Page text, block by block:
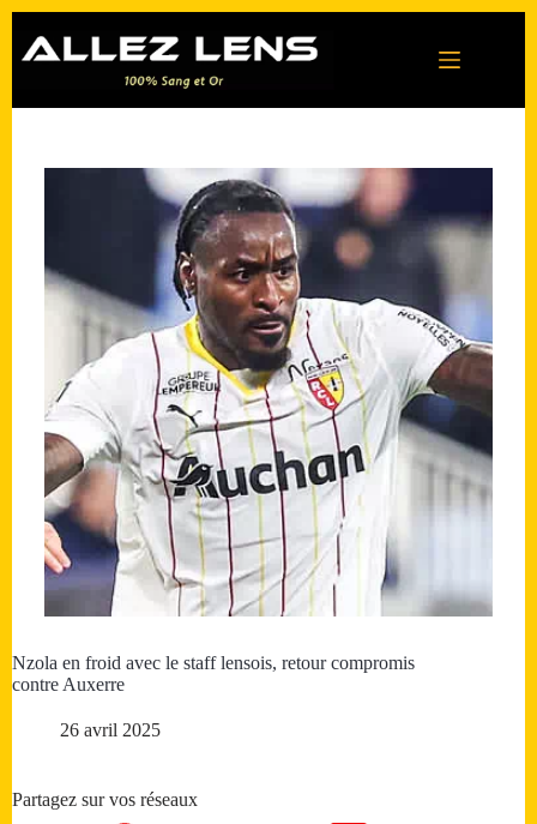
contenu
Nzola en froid avec le staff lensois, retour compromis
contre Auxerre
26 avril 2025
Partagez sur vos réseaux